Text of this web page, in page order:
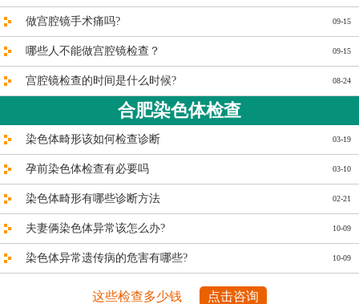
09-15
做宫腔镜手术痛吗?
09-15
哪些人不能做宫腔镜检查？
08-24
宫腔镜检查的时间是什么时候?
合肥染色体检查
03-19
染色体畸形该如何检查诊断
03-10
孕前染色体检查有必要吗
02-21
染色体畸形有哪些诊断方法
10-09
夫妻俩染色体异常该怎么办?
10-09
染色体异常遗传病的危害有哪些?
这些检查多少钱 点击咨询